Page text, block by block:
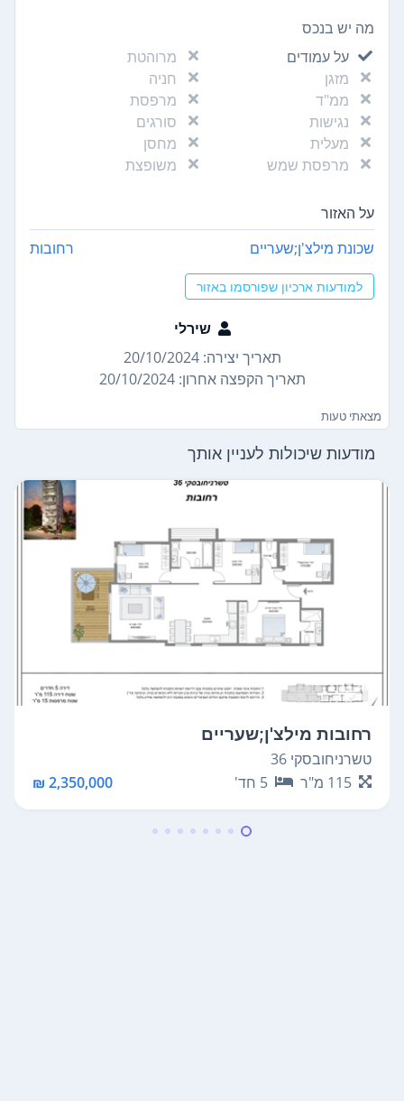
מה יש בנכס
על עמודים
מרוהטת
מזגן
חניה
ממ"ד
מרפסת
נגישות
סורגים
מעלית
מחסן
מרפסת שמש
משופצת
על האזור
שכונת מילצ'ן;שעריים רחובות
למודעות ארכיון שפורסמו באזור
שירלי
תאריך יצירה: 20/10/2024
תאריך הקפצה אחרון: 20/10/2024
מצאתי טעות
מודעות שיכולות לעניין אותך
רחובות מילצ'ן;שעריים
טשרניחובסקי 36
115 מ"ר 5 חד' 2,350,000 ₪